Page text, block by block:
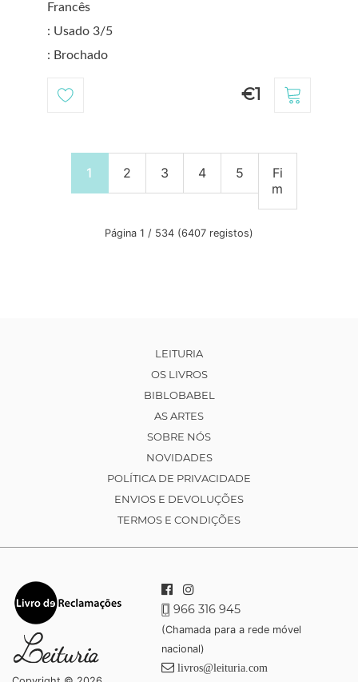
Francês
: Usado 3/5
: Brochado
€1
1 2 3 4 5
Fi
m
Página 1 / 534 (6407 registos)
LEITURIA
OS LIVROS
BIBLOBABEL
AS ARTES
SOBRE NÓS
NOVIDADES
POLÍTICA DE PRIVACIDADE
ENVIOS E DEVOLUÇÕES
TERMOS E CONDIÇÕES
966 316 945
(Chamada para a rede móvel
nacional)
livros@leituria.com